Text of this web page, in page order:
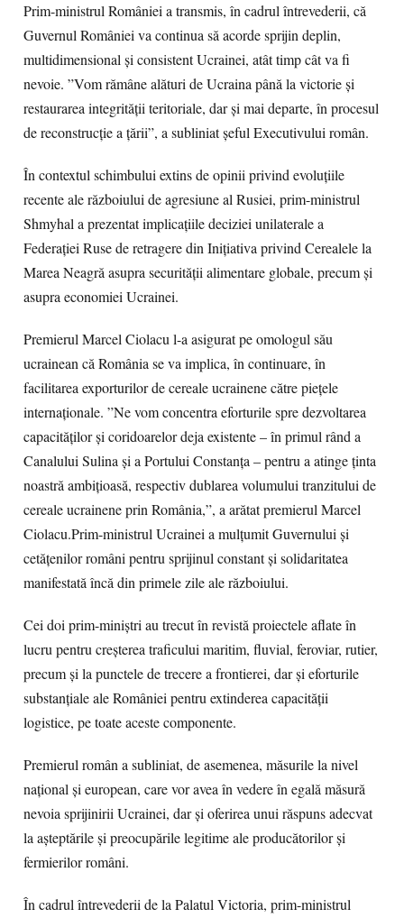
Prim-ministrul României a transmis, în cadrul întrevederii, că
Guvernul României va continua să acorde sprijin deplin,
multidimensional și consistent Ucrainei, atât timp cât va fi
nevoie. ”Vom rămâne alături de Ucraina până la victorie și
restaurarea integrității teritoriale, dar și mai departe, în procesul
de reconstrucție a țării”, a subliniat șeful Executivului român.
În contextul schimbului extins de opinii privind evoluțiile
recente ale războiului de agresiune al Rusiei, prim-ministrul
Shmyhal a prezentat implicațiile deciziei unilaterale a
Federației Ruse de retragere din Inițiativa privind Cerealele la
Marea Neagră asupra securității alimentare globale, precum și
asupra economiei Ucrainei.
Premierul Marcel Ciolacu l-a asigurat pe omologul său
ucrainean că România se va implica, în continuare, în
facilitarea exporturilor de cereale ucrainene către piețele
internaționale. ”Ne vom concentra eforturile spre dezvoltarea
capacităților și coridoarelor deja existente – în primul rând a
Canalului Sulina și a Portului Constanța – pentru a atinge ținta
noastră ambițioasă, respectiv dublarea volumului tranzitului de
cereale ucrainene prin România,”, a arătat premierul Marcel
Ciolacu.Prim-ministrul Ucrainei a mulțumit Guvernului și
cetățenilor români pentru sprijinul constant și solidaritatea
manifestată încă din primele zile ale războiului.
Cei doi prim-miniștri au trecut în revistă proiectele aflate în
lucru pentru creșterea traficului maritim, fluvial, feroviar, rutier,
precum și la punctele de trecere a frontierei, dar și eforturile
substanțiale ale României pentru extinderea capacității
logistice, pe toate aceste componente.
Premierul român a subliniat, de asemenea, măsurile la nivel
național și european, care vor avea în vedere în egală măsură
nevoia sprijinirii Ucrainei, dar și oferirea unui răspuns adecvat
la așteptările și preocupările legitime ale producătorilor și
fermierilor români.
În cadrul întrevederii de la Palatul Victoria, prim-ministrul